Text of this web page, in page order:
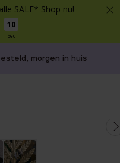
SALE* Shop nu!
10
Sec
morgen in huis